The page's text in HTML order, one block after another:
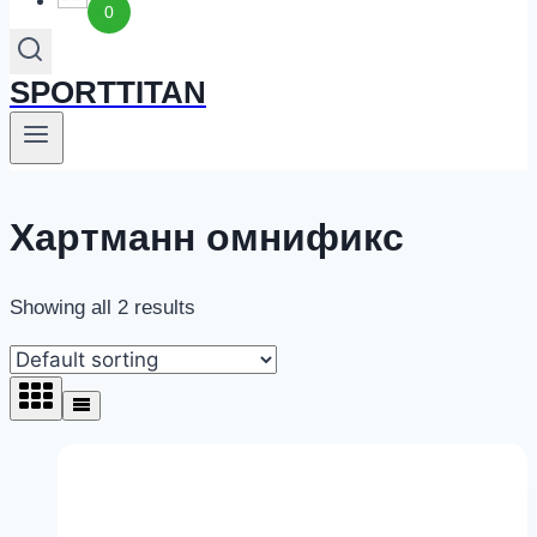
0
SPORTTITAN
Хартманн омнификс
Showing all 2 results